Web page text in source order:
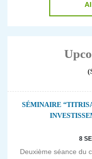
SÉMINAIRE
8
Deuxième séance du